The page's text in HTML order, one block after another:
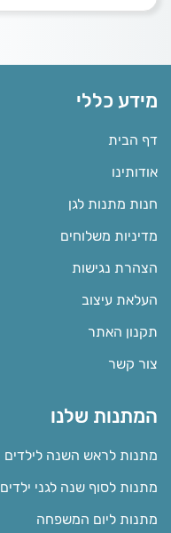
מידע כללי
דף הבית
אודותינו
חנות מתנות לגן
מדיניות משלוחים
הצהרת נגישות
העלאת עיצוב
תקנון האתר
צור קשר
המתנות שלנו
מתנות לראש השנה לילדים
מתנות לסוף שנה לגני ילדים
מתנות ליום המשפחה